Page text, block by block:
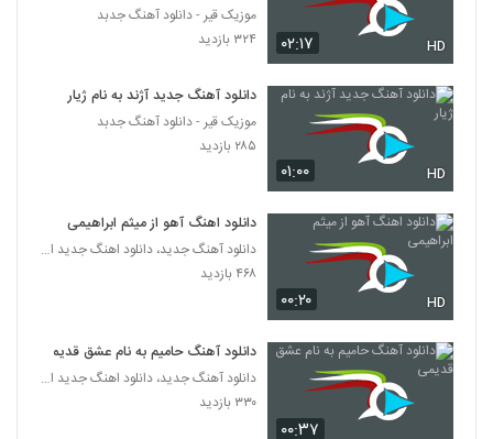
۰۲:۱۷ HD
موزیک قیر - دانلود آهنگ جدبد
۳۲۴ بازدید
۰۱:۰۰ HD
دانلود آهنگ جدید آژند به نام ژیار
موزیک قیر - دانلود آهنگ جدبد
۲۸۵ بازدید
۰۰:۲۰ HD
دانلود اهنگ آهو از میثم ابراهیمی
دانلود آهنگ جدید، دانلود اهنگ جدید ایرانی
۴۶۸ بازدید
۰۰:۳۷
دانلود آهنگ حامیم به نام عشق قدیمی
دانلود آهنگ جدید، دانلود اهنگ جدید ایرانی
۳۳۰ بازدید